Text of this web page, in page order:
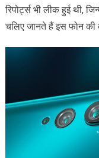
रिपोर्ट्स भी लीक हुई थी,
चलिए जानते हैं इस फोन